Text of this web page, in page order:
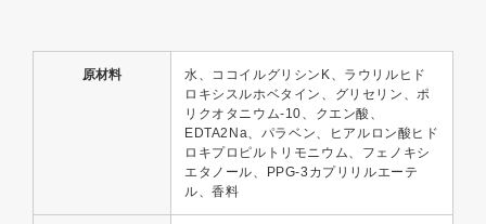
原材料
水、ココイルグリシンK、ラウリルヒド
ロキシスルホベタイン、グリセリン、ポ
リクオタニウム-10、クエン酸、
EDTA2Na、パラベン、ヒアルロン酸ヒド
ロキプロピルトリモニウム、フェノキシ
エタノール、PPG-3カプリリルエーテ
ル、香料